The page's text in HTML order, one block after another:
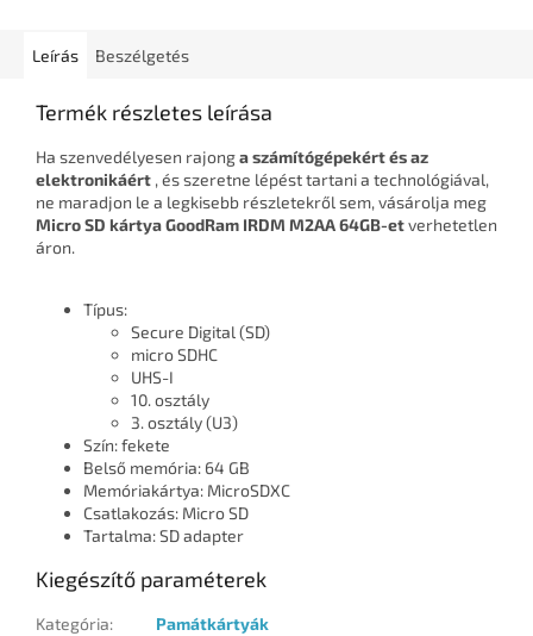
Leírás Beszélgetés
Termék részletes leírása
Ha szenvedélyesen rajonga számítógépekért és az
elektronikáért , és szeretne lépést tartani a technológiával,
ne maradjon le a legkisebb részletekről sem, vásárolja meg
Micro SD kártya GoodRam IRDM M2AA 64GB-etverhetetlen
áron.
Típus:
Secure Digital (SD)
micro SDHC
UHS-I
10. osztály
3. osztály (U3)
Szín: fekete
Belső memória: 64 GB
Memóriakártya: MicroSDXC
Csatlakozás: Micro SD
Tartalma: SD adapter
Kiegészítő paraméterek
Kategória:
Památkártyák